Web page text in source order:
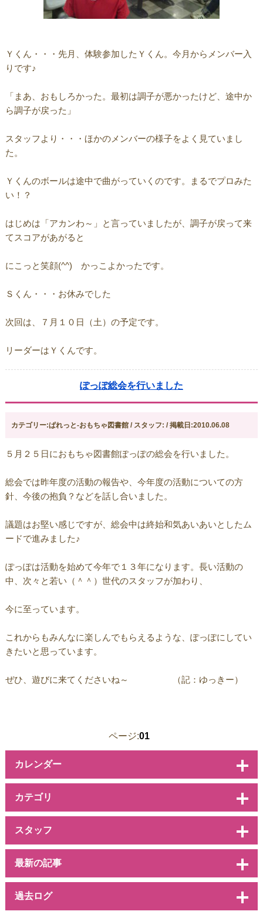
Ｙくん・・・先月、体験参加したＹくん。今月からメンバー入
りです♪
「まあ、おもしろかった。最初は調子が悪かったけど、途中か
ら調子が戻った」
スタッフより・・・ほかのメンバーの様子をよく見ていまし
た。
Ｙくんのボールは途中で曲がっていくのです。まるでプロみた
い！？
はじめは「アカンわ～」と言っていましたが、調子が戻って来
てスコアがあがると
にこっと笑顔(^^) かっこよかったです。
Ｓくん・・・お休みでした
次回は、７月１０日（土）の予定です。
リーダーはＹくんです。
ぽっぽ総会を行いました
カテゴリー:ぱれっと-おもちゃ図書館 / スタッフ: / 掲載日:2010.06.08
５月２５日におもちゃ図書館ぽっぽの総会を行いました。
総会では昨年度の活動の報告や、今年度の活動についての方
針、今後の抱負？などを話し合いました。
議題はお堅い感じですが、総会中は終始和気あいあいとしたム
ードで進みました♪
ぽっぽは活動を始めて今年で１３年になります。長い活動の
中、次々と若い（＾＾）世代のスタッフが加わり、
今に至っています。
これからもみんなに楽しんでもらえるような、ぽっぽにしてい
きたいと思っています。
ぜひ、遊びに来てくださいね～ （記：ゆっきー）
ページ:01
カレンダー
カテゴリ
スタッフ
最新の記事
過去ログ